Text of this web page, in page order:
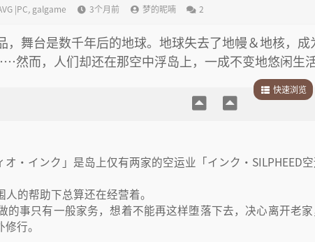
|PC, galgame 3个月前 梦的昵喃 2
，舞台是数千年后的地球。地球失去了地幔＆地核，成
而，人们却还在那空中浮岛上，一成不变地悠闲生活
快速浏览
・インク」是岛上仅有两家的空运业「インク・SILPHEED
的帮助下总算还在经营着。
的事只有一般家务，想着不能再这样堕落下去，决心离开老
行。